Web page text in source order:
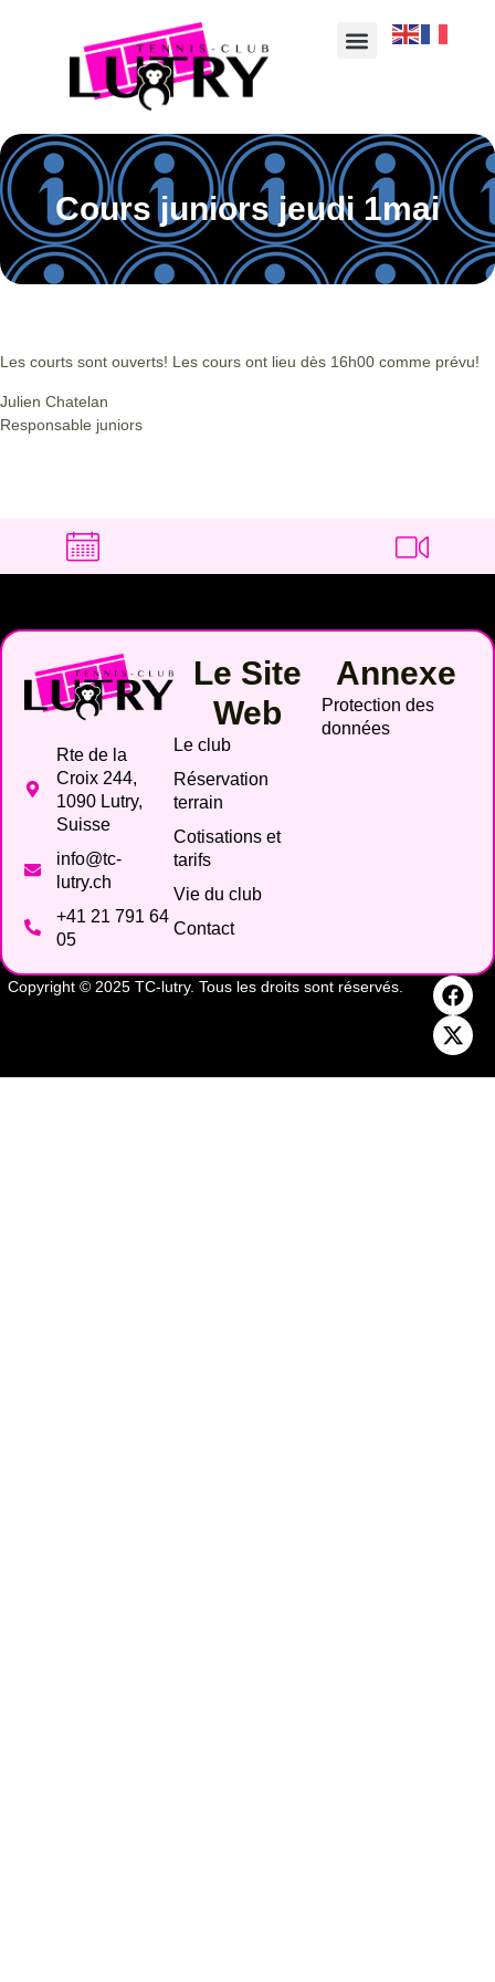
Cours juniors jeudi 1mai
Les courts sont ouverts! Les cours ont lieu dès 16h00 comme prévu!
Julien Chatelan
Responsable juniors
Rte de la
Croix 244,
1090 Lutry,
Suisse
info@tc-
lutry.ch
+41 21 791 64
05
Le Site
Web
Le club
Réservation
terrain
Cotisations et
tarifs
Vie du club
Contact
Annexe
Protection des
données
Copyright © 2025 TC-lutry. Tous les droits sont réservés.